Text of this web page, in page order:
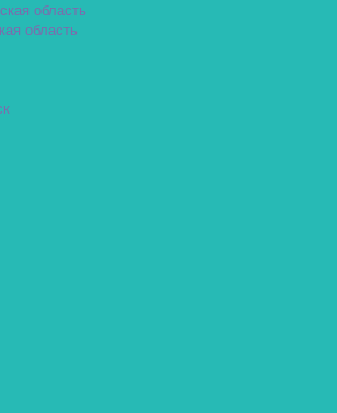
область
область